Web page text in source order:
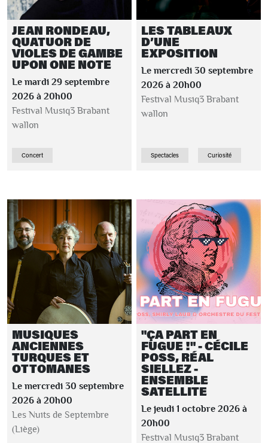
JEAN RONDEAU,
QUATUOR DE
VIOLES DE GAMBE
UPON ONE NOTE
Le mardi 29 septembre
2026 à 20h00
Festival Musiq3 Brabant
wallon
Concert
LES TABLEAUX
D’UNE
EXPOSITION
Le mercredi 30 septembre
2026 à 20h00
Festival Musiq3 Brabant
wallon
Spectacles Curiosité
MUSIQUES
ANCIENNES
TURQUES ET
OTTOMANES
Le mercredi 30 septembre
2026 à 20h00
Les Nuits de Septembre
(Liège)
"ÇA PART EN
FUGUE !" - CÉCILE
POSS, RÉAL
SIELLEZ -
ENSEMBLE
SATELLITE
Le jeudi 1 octobre 2026 à
20h00
Festival Musiq3 Brabant